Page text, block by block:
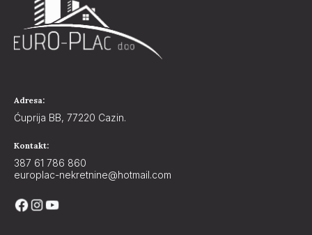
Adresa:
Ćuprija BB, 77220 Cazin.
Kontakt:
387 61 786 860
europlac-nekretnine@hotmail.com